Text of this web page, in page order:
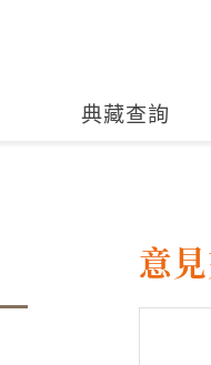
典藏查詢
意